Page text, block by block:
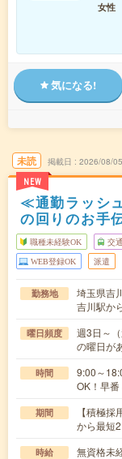
女性
気になる!
未読
NEW
掲載日 2026/08/05
≪通勤ラッシ
の回りのお手
職種未経験OK 交
WEB登録OK 派遣
勤務地
埼玉県吉
吉川駅か
曜日頻度
週3日～
の曜日が
時間
9:00～
OK！早
期間
【積極
から最短
時給 無資格未